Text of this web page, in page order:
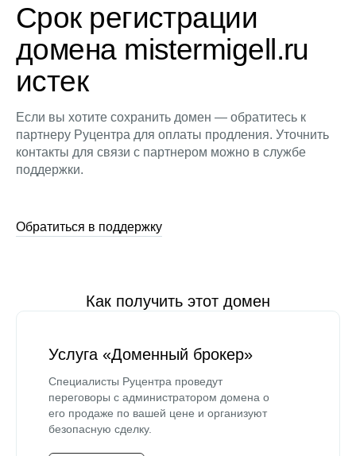
Срок регистрации
домена mistermigell.ru
истек
Если вы хотите сохранить домен — обратитесь к
партнеру Руцентра для оплаты продления. Уточнить
контакты для связи с партнером можно в службе
поддержки.
Обратиться в поддержку
Как получить этот домен
Услуга «Доменный брокер»
Специалисты Руцентра проведут
переговоры с администратором домена о
его продаже по вашей цене и организуют
безопасную сделку.